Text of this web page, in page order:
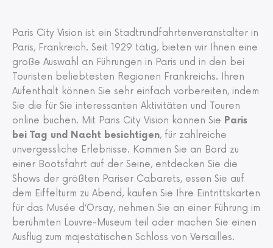
Paris City Vision ist ein Stadtrundfahrtenveranstalter in
Paris, Frankreich. Seit 1929 tätig, bieten wir Ihnen eine
große Auswahl an Führungen in Paris und in den bei
Touristen beliebtesten Regionen Frankreichs. Ihren
Aufenthalt können Sie sehr einfach vorbereiten, indem
Sie die für Sie interessanten Aktivitäten und Touren
online buchen. Mit Paris City Vision können Sie Paris
bei Tag und Nacht besichtigen, für zahlreiche
unvergessliche Erlebnisse. Kommen Sie an Bord zu
einer Bootsfahrt auf der Seine, entdecken Sie die
Shows der größten Pariser Cabarets, essen Sie auf
dem Eiffelturm zu Abend, kaufen Sie Ihre Eintrittskarten
für das Musée d‘Orsay, nehmen Sie an einer Führung im
berühmten Louvre-Museum teil oder machen Sie einen
Ausflug zum majestätischen Schloss von Versailles.